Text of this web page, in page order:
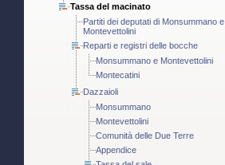
Tassa del macinato
Partiti dei deputati di Monsummano e
Montevettolini
Reparti e registri delle bocche
Monsummano e Montevettolini
Montecatini
Dazzaioli
Monsummano
Montevettolini
Comunità delle Due Terre
Appendice